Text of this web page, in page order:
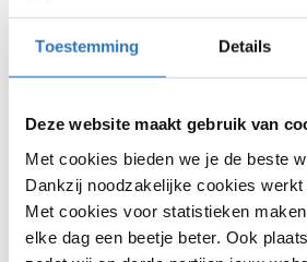
Toestemming Details
Deze website maakt gebruik van
Met cookies bieden we je de beste
Dankzij noodzakelijke cookies werkt
Met cookies voor statistieken
elke dag een beetje beter. Ook
€3.899,-
Bosch Performance Line
5 Shimano Nexus versnellingen
Actieradius van 80 tot 150 km
Sparta C-Grid Ultra lage